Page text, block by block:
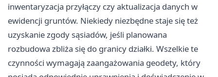
inwentaryzacja przyłączy czy aktualizacja danych w
ewidencji gruntów. Niekiedy niezbędne staje się też
uzyskanie zgody sąsiadów, jeśli planowana
rozbudowa zbliża się do granicy działki. Wszelkie te
czynności wymagają zaangażowania geodety, który